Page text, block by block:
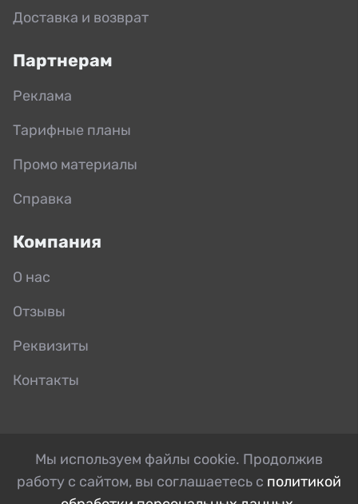
Доставка и возврат
Партнерам
Реклама
Тарифные планы
Промо материалы
Справка
Компания
О нас
Отзывы
Реквизиты
Контакты
Мы используем файлы cookie. Продолжив
работу с сайтом, вы соглашаетесь с политикой